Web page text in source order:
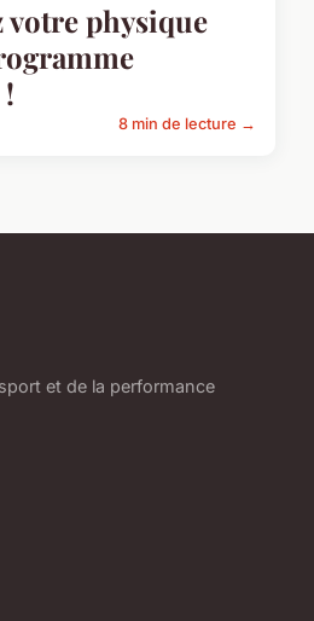
physique
8 min de lecture →
et de la performance